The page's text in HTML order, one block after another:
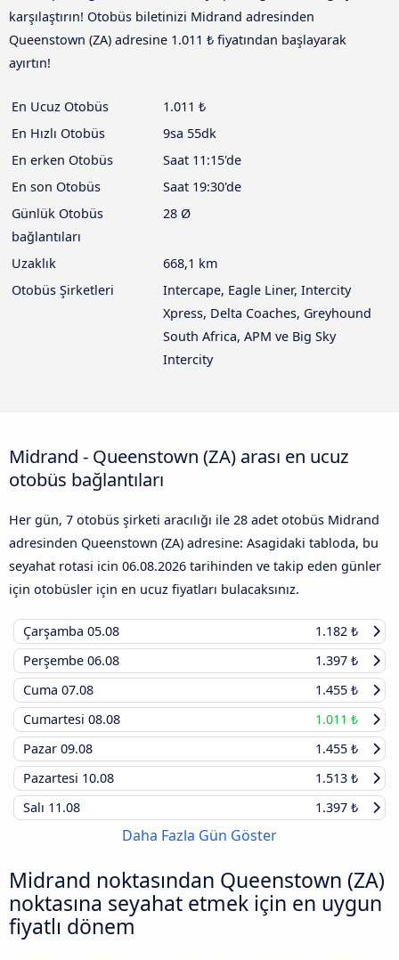
karşılaştırın! Otobüs biletinizi Midrand adresinden
Queenstown (ZA) adresine 1.011 ₺ fiyatından başlayarak
ayırtın!
En Ucuz Otobüs
1.011 ₺
En Hızlı Otobüs
9sa 55dk
En erken Otobüs
Saat 11:15'de
En son Otobüs
Saat 19:30'de
Günlük Otobüs
bağlantıları
28 Ø
Uzaklık
668,1 km
Otobüs Şirketleri
Intercape, Eagle Liner, Intercity
Xpress, Delta Coaches, Greyhound
South Africa, APM ve Big Sky
Intercity
Midrand - Queenstown (ZA) arası en ucuz
otobüs bağlantıları
Her gün, 7 otobüs şirketi aracılığı ile 28 adet otobüs Midrand
adresinden Queenstown (ZA) adresine: Asagidaki tabloda, bu
seyahat rotasi icin 06.08.2026 tarihinden ve takip eden günler
için otobüsler için en ucuz fiyatları bulacaksınız.
Çarşamba 05.08
1.182 ₺
Perşembe 06.08
1.397 ₺
Cuma 07.08
1.455 ₺
Cumartesi 08.08
1.011 ₺
Pazar 09.08
1.455 ₺
Pazartesi 10.08
1.513 ₺
Salı 11.08 1.397 ₺
Daha Fazla Gün Göster
Midrand noktasından Queenstown (ZA)
noktasına seyahat etmek için en uygun
fiyatlı dönem